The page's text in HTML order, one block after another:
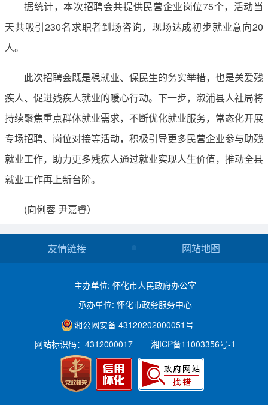
据统计，本次招聘会共提供民营企业岗位75个，活动当
天共吸引230名求职者到场咨询，现场达成初步就业意向20
人。
此次招聘会既是稳就业、保民生的务实举措，也是关爱残
疾人、促进残疾人就业的暖心行动。下一步，溆浦县人社局将
持续聚焦重点群体就业需求，不断优化就业服务，常态化开展
专场招聘、岗位对接等活动，积极引导更多民营企业参与助残
就业工作，助力更多残疾人通过就业实现人生价值，推动全县
就业工作再上新台阶。
(向俐蓉 尹嘉睿）
友情链接 网站地图
主办单位: 怀化市人民政府办公室
承办单位: 怀化市政务服务中心
湘公网安备 43120202000051号
网站标识码：4312000017
湘ICP备11003356号-1